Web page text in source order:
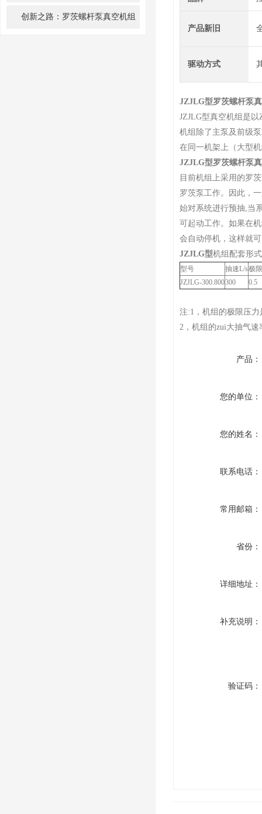
华的力量”
创新之路：罗茨螺杆泵真空机组
产品新旧
驱动方式
JZJLG型罗茨螺杆泵
JZJLG型真空机组是
机组除了主泵及前级
在同一机架上（大型
JZJLG型罗茨螺杆泵
目前机组上采用的罗
罗茨泵工作。因此，
始对系统进行预抽,当
可起动工作。如果在
会自动停机，这样就
JZJLG型机组配套形
型号 抽速L/s极
JZJLG-300.800300 0.5
注:1，机组的极限压
2，机组的zui大抽气
产品：
您的单位：
您的姓名：
联系电话：
常用邮箱：
省份：
详细地址：
补充说明：
验证码：